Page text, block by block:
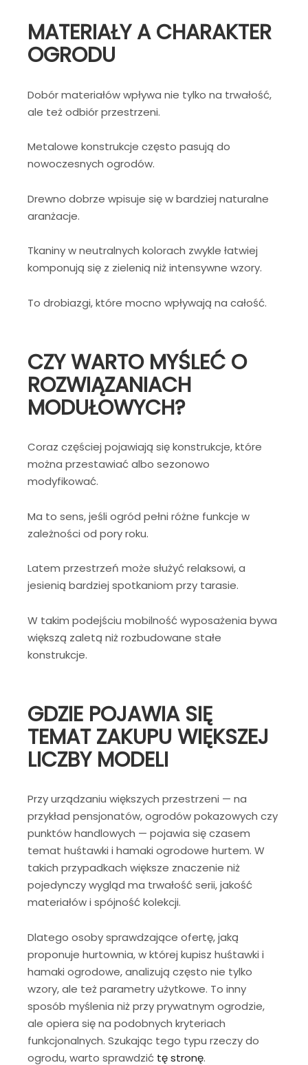
MATERIAŁY A CHARAKTER
OGRODU
Dobór materiałów wpływa nie tylko na trwałość,
ale też odbiór przestrzeni.
Metalowe konstrukcje często pasują do
nowoczesnych ogrodów.
Drewno dobrze wpisuje się w bardziej naturalne
aranżacje.
Tkaniny w neutralnych kolorach zwykle łatwiej
komponują się z zielenią niż intensywne wzory.
To drobiazgi, które mocno wpływają na całość.
CZY WARTO MYŚLEĆ O
ROZWIĄZANIACH
MODUŁOWYCH?
Coraz częściej pojawiają się konstrukcje, które
można przestawiać albo sezonowo
modyfikować.
Ma to sens, jeśli ogród pełni różne funkcje w
zależności od pory roku.
Latem przestrzeń może służyć relaksowi, a
jesienią bardziej spotkaniom przy tarasie.
W takim podejściu mobilność wyposażenia bywa
większą zaletą niż rozbudowane stałe
konstrukcje.
GDZIE POJAWIA SIĘ
TEMAT ZAKUPU WIĘKSZEJ
LICZBY MODELI
Przy urządzaniu większych przestrzeni — na
przykład pensjonatów, ogrodów pokazowych czy
punktów handlowych — pojawia się czasem
temat huśtawki i hamaki ogrodowe hurtem. W
takich przypadkach większe znaczenie niż
pojedynczy wygląd ma trwałość serii, jakość
materiałów i spójność kolekcji.
Dlatego osoby sprawdzające ofertę, jaką
proponuje hurtownia, w której kupisz huśtawki i
hamaki ogrodowe, analizują często nie tylko
wzory, ale też parametry użytkowe. To inny
sposób myślenia niż przy prywatnym ogrodzie,
ale opiera się na podobnych kryteriach
funkcjonalnych. Szukając tego typu rzeczy do
ogrodu, warto sprawdzić tę stronę.